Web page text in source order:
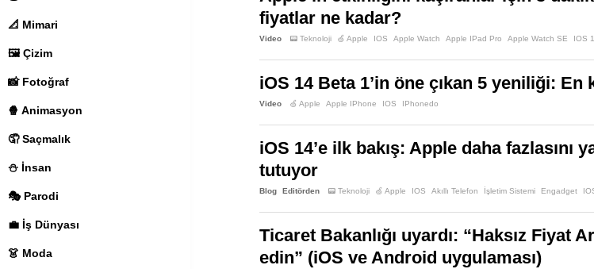
📐 Mimari
🖼️ Çizim
📸 Fotoğraf
🍿 Animasyon
🤦 Saçmalık
⛄️ İnsan
🎭 Parodi
💼 İş Dünyası
👗 Moda
fiyatlar ne kadar?
Video 📟 Teknoloji 🍏 Apple IOS Apple Watch Apple IPad Pro Apple Watch SE IOS
iOS 14 Beta 1’in öne çıkan 5 yeniliği:
Video 🍏 Apple Apple IPhone IOS IPhonedo
iOS 14’e ilk bakış: Apple daha fazlasını
tutuyor
Blog Editörden 📟 Teknoloji 🍏 Apple IOS Akıllı Telefon İşletim Sistemi Engadget
Ticaret Bakanlığı uyardı: “Haksız Fiyat
edin” (iOS ve Android uygulaması)